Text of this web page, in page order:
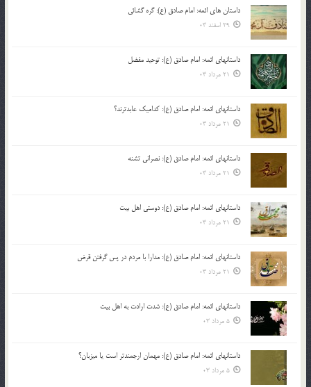
داستان های ائمه: امام صادق (ع): گره گشائی
29 اسفند 03
داستانهای ائمه: امام صادق (ع): توحید مفضل
21 مرداد 03
داستانهای ائمه: امام صادق (ع): کدامیک عابدترند؟
21 مرداد 03
داستانهای ائمه: امام صادق (ع): نصرانی تشنه
21 مرداد 03
داستانهای ائمه: امام صادق (ع): دوستی اهل بیت
21 مرداد 03
داستانهای ائمه: امام صادق (ع): مدارا با مردم در پس گرفتن قرض
21 مرداد 03
داستانهای ائمه: امام صادق (ع): شدت ارادت به اهل بیت
5 مرداد 03
داستانهای ائمه: امام صادق (ع): مهمان ارجمندتر است یا میزبان؟
5 مرداد 03